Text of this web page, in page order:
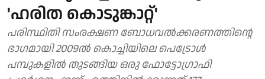
'ഹരിത കൊടുങ്കാറ്റ്'
പരിസ്ഥിതി സംരക്ഷണ ബോധവല്‍ക്കരണത്തിന്റെ
ഭാഗമായി 2009ല്‍ കൊച്ചിയിലെ പെട്രോള്‍
പമ്പുകളില്‍ തുടങ്ങിയ ഒരു ഫോട്ടോഗ്രാഫി